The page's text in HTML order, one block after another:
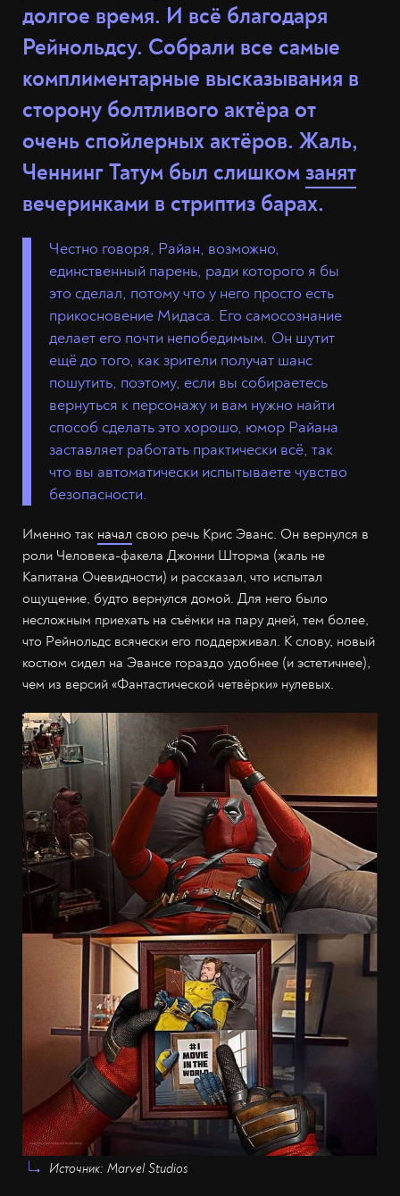
долгое время. И всё благодаря
Рейнольдсу. Собрали все самые
комплиментарные высказывания в
сторону болтливого актёра от
очень спойлерных актёров. Жаль,
Ченнинг Татум был слишкомзанят
вечеринками в стриптиз барах.
Честно говоря, Райан, возможно,
единственный парень, ради которого я бы
это сделал, потому что у него просто есть
прикосновение Мидаса. Его самосознание
делает его почти непобедимым. Он шутит
ещё до того, как зрители получат шанс
пошутить, поэтому, если вы собираетесь
вернуться к персонажу и вам нужно найти
способ сделать это хорошо, юмор Райана
заставляет работать практически всё, так
что вы автоматически испытываете чувство
безопасности.
Именно так начал свою речь Крис Эванс. Он вернулся в
роли Человека-факела Джонни Шторма (жаль не
Капитана Очевидности) и рассказал, что испытал
ощущение, будто вернулся домой. Для него было
несложным приехать на съёмки на пару дней, тем более,
что Рейнольдс всячески его поддерживал. К слову, новый
костюм сидел на Эвансе гораздо удобнее (и эстетичнее),
чем из версий «Фантастической четвёрки» нулевых.
Источник: Marvel Studios